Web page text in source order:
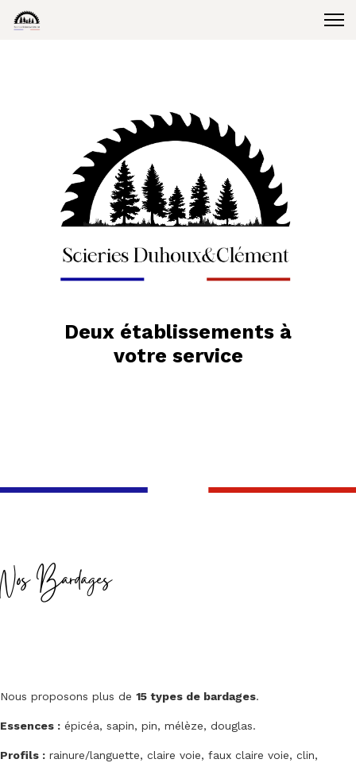
Deux établissements à
votre service
Nos Bardages
Nous proposons plus de 15 types de bardages.
Essences : épicéa, sapin, pin, mélèze, douglas.
Profils : rainure/languette, claire voie, faux claire voie, clin,